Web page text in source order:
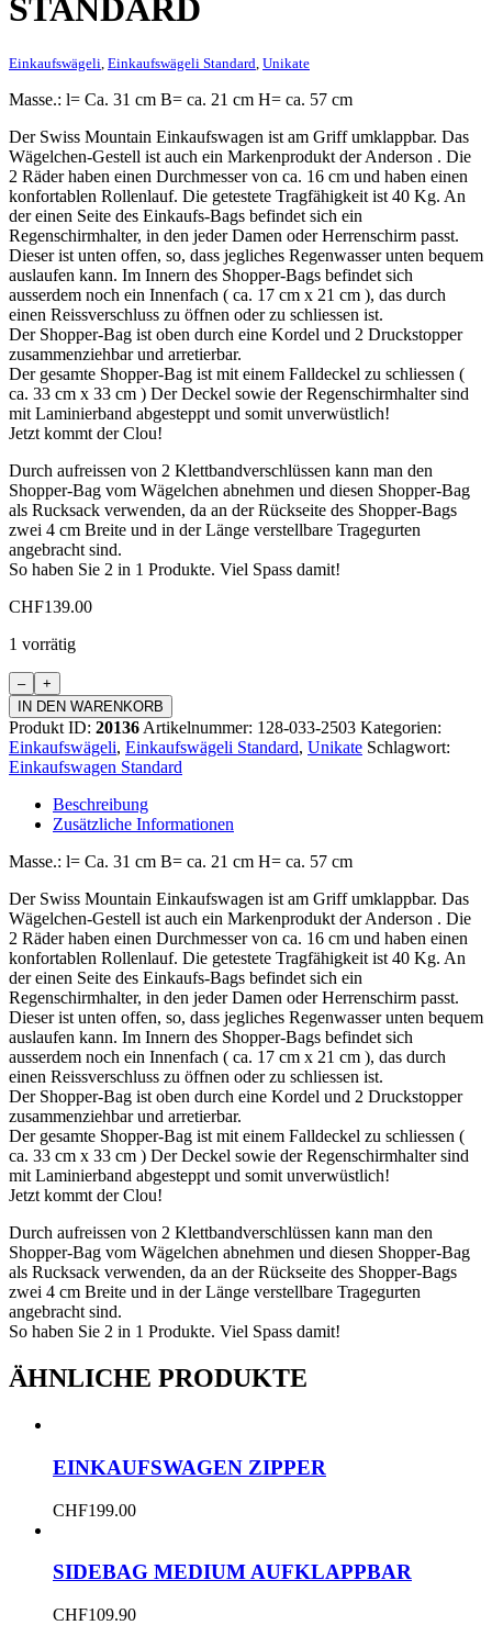
STANDARD
Einkaufswägeli, Einkaufswägeli Standard, Unikate
Masse.: l= Ca. 31 cm B= ca. 21 cm H= ca. 57 cm
Der Swiss Mountain Einkaufswagen ist am Griff umklappbar. Das
Wägelchen-Gestell ist auch ein Markenprodukt der Anderson . Die
2 Räder haben einen Durchmesser von ca. 16 cm und haben einen
konfortablen Rollenlauf. Die getestete Tragfähigkeit ist 40 Kg. An
der einen Seite des Einkaufs-Bags befindet sich ein
Regenschirmhalter, in den jeder Damen oder Herrenschirm passt.
Dieser ist unten offen, so, dass jegliches Regenwasser unten bequem
auslaufen kann. Im Innern des Shopper-Bags befindet sich
ausserdem noch ein Innenfach ( ca. 17 cm x 21 cm ), das durch
einen Reissverschluss zu öffnen oder zu schliessen ist.
Der Shopper-Bag ist oben durch eine Kordel und 2 Druckstopper
zusammenziehbar und arretierbar.
Der gesamte Shopper-Bag ist mit einem Falldeckel zu schliessen (
ca. 33 cm x 33 cm ) Der Deckel sowie der Regenschirmhalter sind
mit Laminierband abgesteppt und somit unverwüstlich!
Jetzt kommt der Clou!
Durch aufreissen von 2 Klettbandverschlüssen kann man den
Shopper-Bag vom Wägelchen abnehmen und diesen Shopper-Bag
als Rucksack verwenden, da an der Rückseite des Shopper-Bags
zwei 4 cm Breite und in der Länge verstellbare Tragegurten
angebracht sind.
So haben Sie 2 in 1 Produkte. Viel Spass damit!
CHF139.00
1 vorrätig
Einkaufswagen
Standard
Menge
IN DEN WARENKORB
Produkt ID: 20136 Artikelnummer: 128-033-2503 Kategorien:
Einkaufswägeli, Einkaufswägeli Standard, Unikate Schlagwort:
Einkaufswagen Standard
Beschreibung
Zusätzliche Informationen
Masse.: l= Ca. 31 cm B= ca. 21 cm H= ca. 57 cm
Der Swiss Mountain Einkaufswagen ist am Griff umklappbar. Das
Wägelchen-Gestell ist auch ein Markenprodukt der Anderson . Die
2 Räder haben einen Durchmesser von ca. 16 cm und haben einen
konfortablen Rollenlauf. Die getestete Tragfähigkeit ist 40 Kg. An
der einen Seite des Einkaufs-Bags befindet sich ein
Regenschirmhalter, in den jeder Damen oder Herrenschirm passt.
Dieser ist unten offen, so, dass jegliches Regenwasser unten bequem
auslaufen kann. Im Innern des Shopper-Bags befindet sich
ausserdem noch ein Innenfach ( ca. 17 cm x 21 cm ), das durch
einen Reissverschluss zu öffnen oder zu schliessen ist.
Der Shopper-Bag ist oben durch eine Kordel und 2 Druckstopper
zusammenziehbar und arretierbar.
Der gesamte Shopper-Bag ist mit einem Falldeckel zu schliessen (
ca. 33 cm x 33 cm ) Der Deckel sowie der Regenschirmhalter sind
mit Laminierband abgesteppt und somit unverwüstlich!
Jetzt kommt der Clou!
Durch aufreissen von 2 Klettbandverschlüssen kann man den
Shopper-Bag vom Wägelchen abnehmen und diesen Shopper-Bag
als Rucksack verwenden, da an der Rückseite des Shopper-Bags
zwei 4 cm Breite und in der Länge verstellbare Tragegurten
angebracht sind.
So haben Sie 2 in 1 Produkte. Viel Spass damit!
ÄHNLICHE PRODUKTE
EINKAUFSWAGEN ZIPPER
CHF199.00
SIDEBAG MEDIUM AUFKLAPPBAR
CHF109.90